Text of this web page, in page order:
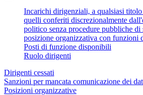
Incarichi dirigenziali, a qualsiasi
quelli conferiti discrezionalmente
politico senza procedure pubbliche di
posizione organizzativa con funzioni
Posti di funzione disponibili
Ruolo dirigenti
Dirigenti cessati
Sanzioni per mancata comunicazione dei
Posizioni organizzative